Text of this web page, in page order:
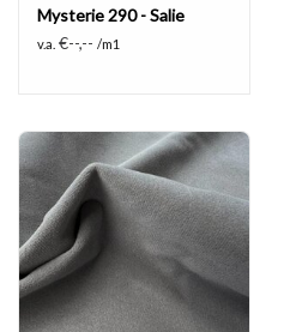
Mysterie 290 - Salie
v.a. €--,-- /m1